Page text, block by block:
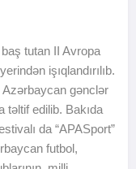
tutan II Avropa
işıqlandırılıb.
Azərbaycan gənclər
təltif edilib. Bakıda
da “APASport”
futbol,